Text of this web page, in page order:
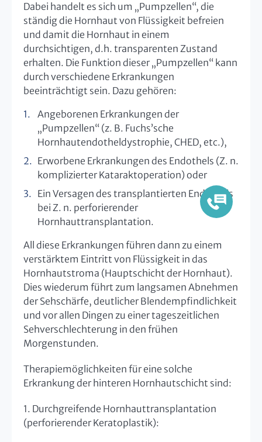
Dabei handelt es sich um „Pumpzellen“, die
ständig die Hornhaut von Flüssigkeit befreien
und damit die Hornhaut in einem
durchsichtigen, d.h. transparenten Zustand
erhalten. Die Funktion dieser „Pumpzellen“ kann
durch verschiedene Erkrankungen
beeinträchtigt sein. Dazu gehören:
Angeborenen Erkrankungen der
„Pumpzellen“ (z. B. Fuchs’sche
Hornhautendotheldystrophie, CHED, etc.),
Erworbene Erkrankungen des Endothels (Z. n.
komplizierter Kataraktoperation) oder
Ein Versagen des transplantierten Endothels
bei Z. n. perforierender
Hornhauttransplantation.
All diese Erkrankungen führen dann zu einem
verstärktem Eintritt von Flüssigkeit in das
Hornhautstroma (Hauptschicht der Hornhaut).
Dies wiederum führt zum langsamen Abnehmen
der Sehschärfe, deutlicher Blendempfindlichkeit
und vor allen Dingen zu einer tageszeitlichen
Sehverschlechterung in den frühen
Morgenstunden.
Therapiemöglichkeiten für eine solche
Erkrankung der hinteren Hornhautschicht sind:
1. Durchgreifende Hornhauttransplantation
(perforierender Keratoplastik):